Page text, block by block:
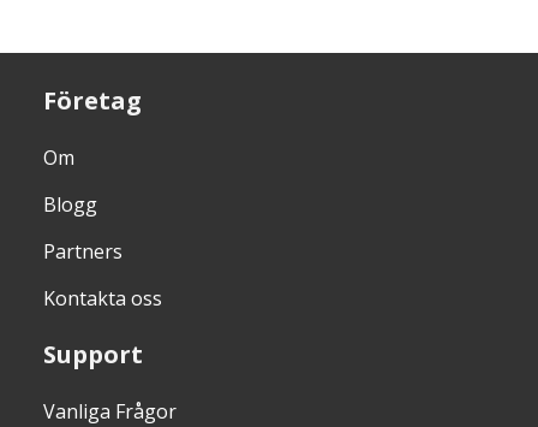
Företag
Om
Blogg
Partners
Kontakta oss
Support
Vanliga Frågor